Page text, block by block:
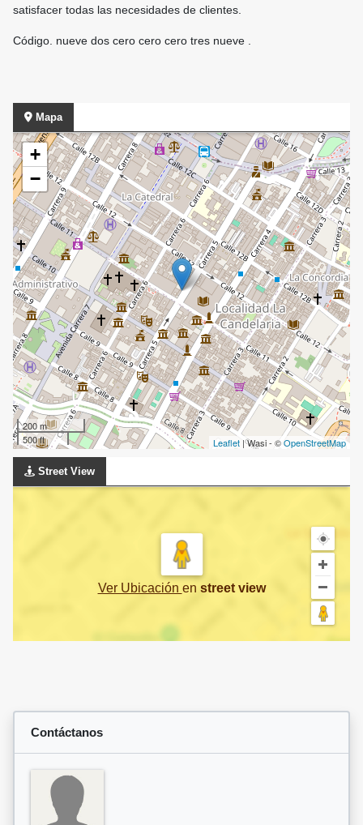
satisfacer todas las necesidades de clientes.
Código. nueve dos cero cero cero tres nueve .
Mapa
+
−
200 m
500 ft
Leaflet | Wasi - ©OpenStreetMap
Street View
Ver Ubicación en street view
Contáctanos